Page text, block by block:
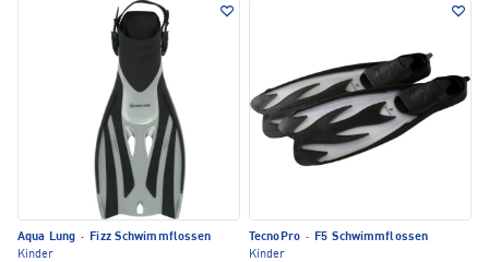
Aqua Lung · Fizz Schwimmflossen
Kinder
TecnoPro · F5 Schwimmflossen
Kinder